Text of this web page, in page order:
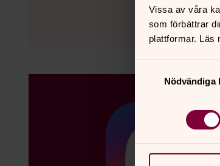
Vissa av våra
som förbättrar
plattformar. Läs
Nödvändiga